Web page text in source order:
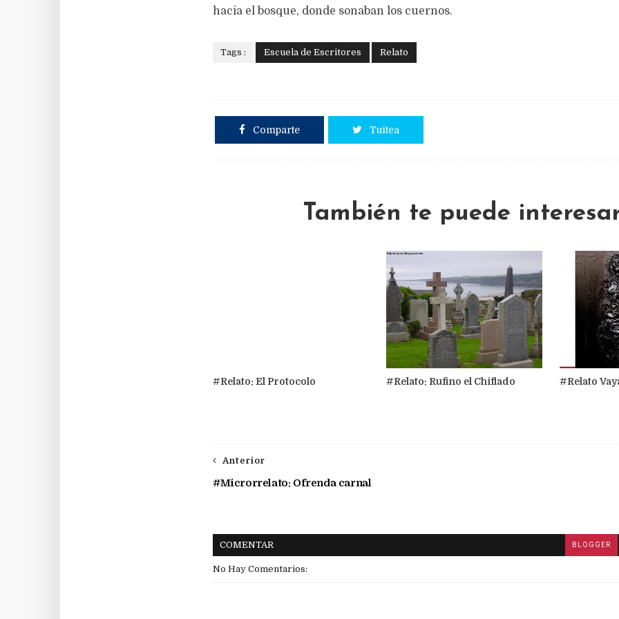
hacia el bosque, donde sonaban los cuernos.
Tags : Escuela de Escritores Relato
Comparte Tuitea
También te puede
#Relato: El Protocolo #Relato: Rufino el Chiflado #Relato
Anterior
#Microrrelato: Ofrenda carnal
COMENTAR BLOGGER
No Hay Comentarios: